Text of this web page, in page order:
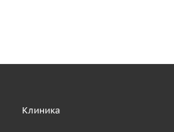
Клиника